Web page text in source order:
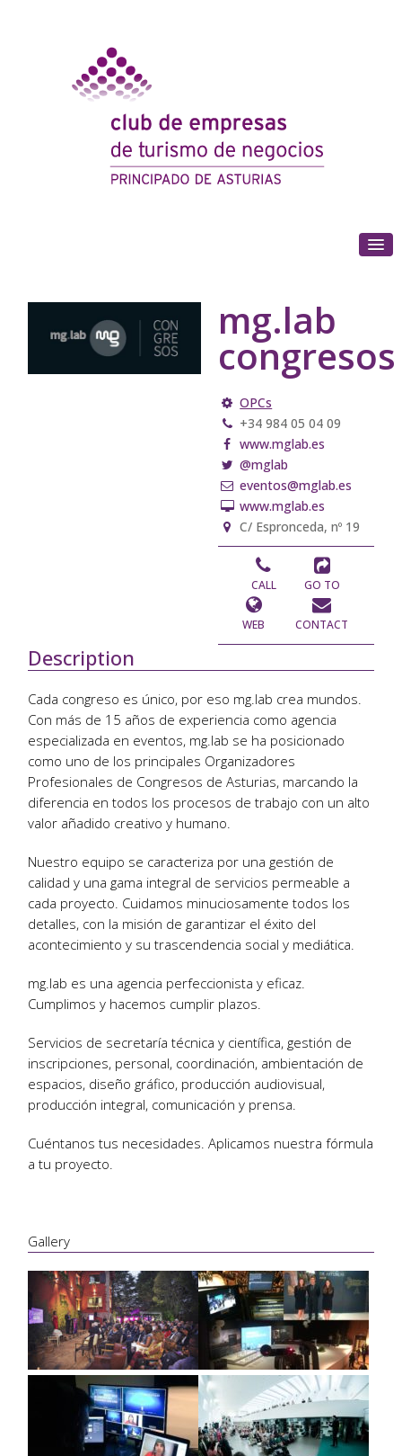
mg.lab
congresos
OPCs
+34 984 05 04 09
www.mglab.es
@mglab
eventos@mglab.es
www.mglab.es
C/ Espronceda, nº 19
CALL GO TO
WEB CONTACT
Description
Cada congreso es único, por eso mg.lab crea mundos.
Con más de 15 años de experiencia como agencia
especializada en eventos, mg.lab se ha posicionado
como uno de los principales Organizadores
Profesionales de Congresos de Asturias, marcando la
diferencia en todos los procesos de trabajo con un alto
valor añadido creativo y humano.
Nuestro equipo se caracteriza por una gestión de
calidad y una gama integral de servicios permeable a
cada proyecto. Cuidamos minuciosamente todos los
detalles, con la misión de garantizar el éxito del
acontecimiento y su trascendencia social y mediática.
mg.lab es una agencia perfeccionista y eficaz.
Cumplimos y hacemos cumplir plazos.
Servicios de secretaría técnica y científica, gestión de
inscripciones, personal, coordinación, ambientación de
espacios, diseño gráfico, producción audiovisual,
producción integral, comunicación y prensa.
Cuéntanos tus necesidades. Aplicamos nuestra fórmula
a tu proyecto.
Gallery